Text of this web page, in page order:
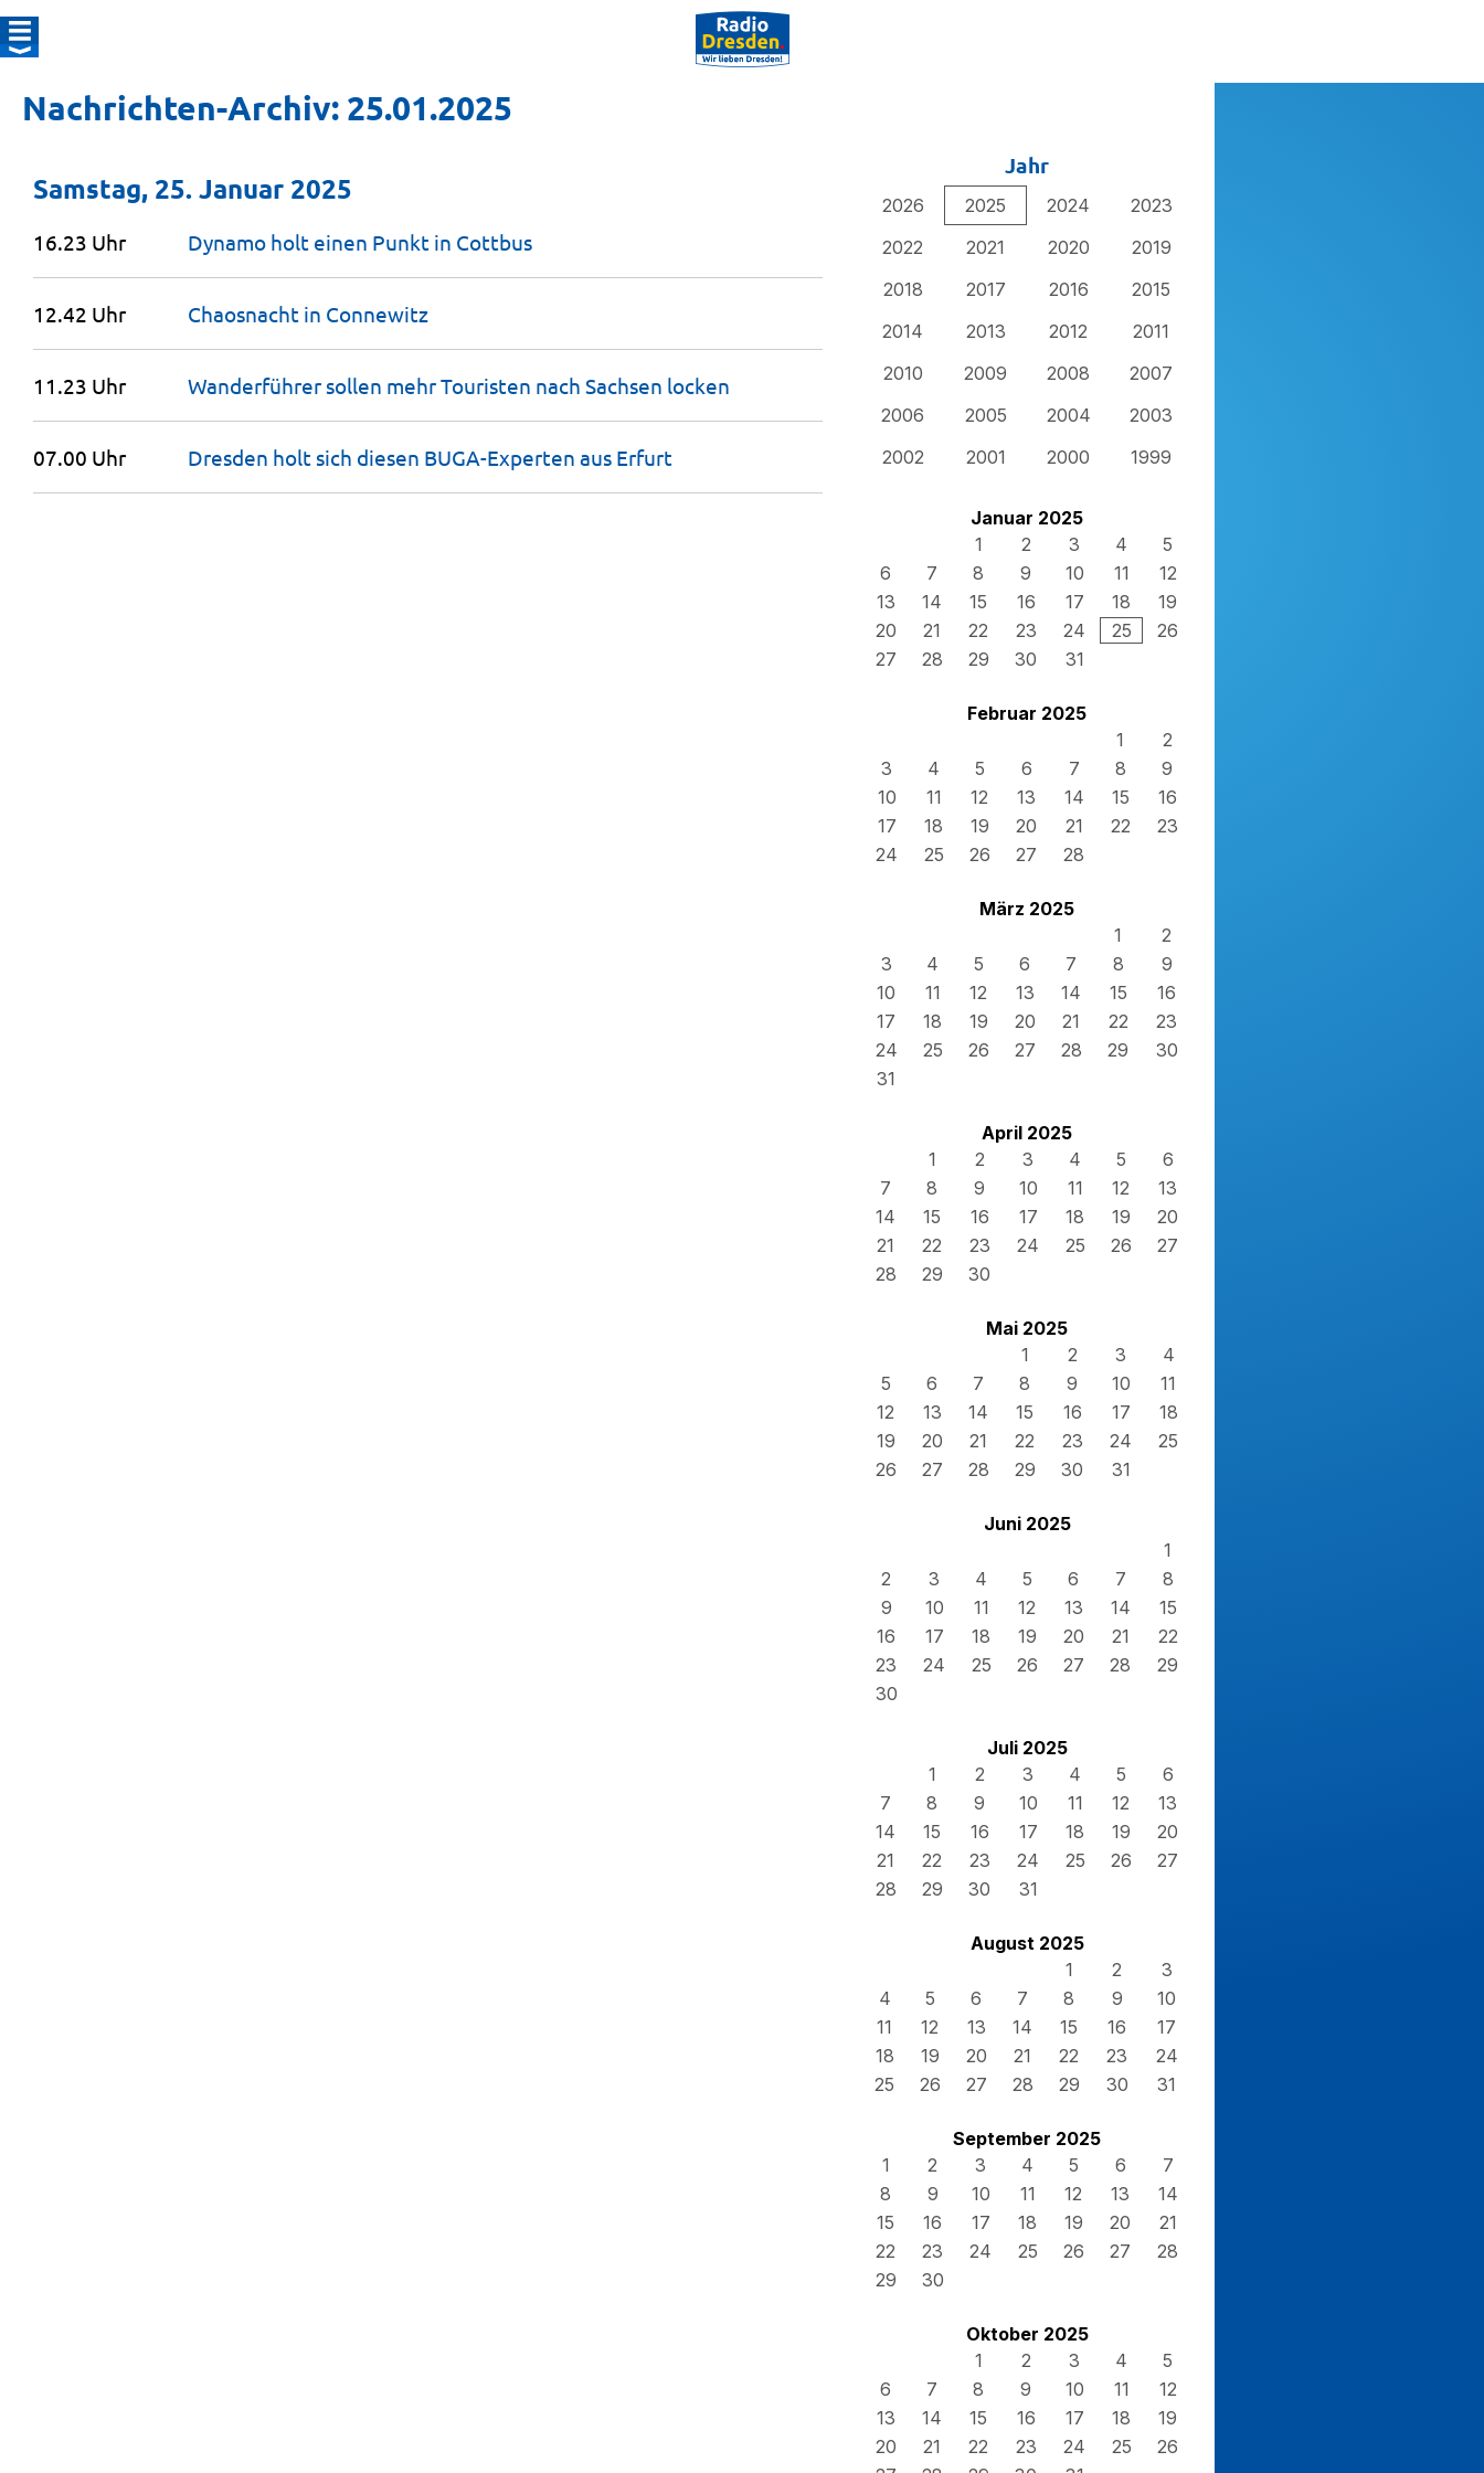
Nachrichten-Archiv: 25.01.2025
Jahr
2026 2025 2024
2023
2022
2021 2020
2019
2018
2017 2016
2015
2014
2013 2012
2011
2010
2009 2008
2007
2006
2005 2004
2003
2002
2001 2000 1999
Januar 2025
1
2 3 4
5
6
7 8 9 10 11
12
13
14 15 16 17 18
19
20
21 22 23 24 25
26
27
28 29 30 31
Februar 2025
1
2
3
4 5 6 7 8
9
10
11 12 13 14 15
16
17
18 19 20 21 22
23
24
25 26 27 28
März 2025
1
2
3
4 5 6 7 8
9
10
11 12 13 14 15
16
17
18 19 20 21 22
23
24
25 26 27 28 29
30
31
April 2025
1
2 3 4 5
6
7
8 9 10 11 12
13
14
15 16 17 18 19
20
21
22 23 24 25 26
27
28
29 30
Mai 2025
1
2 3
4
5
6 7 8 9 10
11
12
13 14 15 16 17
18
19
20 21 22 23 24
25
26
27 28 29 30 31
Juni 2025
1
2
3 4 5 6 7
8
9
10 11 12 13 14
15
16
17 18 19 20 21
22
23
24 25 26 27 28
29
30
Juli 2025
1
2 3 4 5
6
7
8 9 10 11 12
13
14
15 16 17 18 19
20
21
22 23 24 25 26
27
28
29 30 31
August 2025
1
2
3
4
5 6 7 8 9
10
11
12 13 14 15 16
17
18
19 20 21 22 23
24
25
26 27 28 29 30 31
September 2025
1
2 3 4 5 6
7
8
9 10 11 12 13
14
15
16 17 18 19 20
21
22
23 24 25 26 27
28
29
30
Oktober 2025
1
2 3 4
5
6
7 8 9 10 11
12
13
14 15 16 17 18
19
20
21 22 23 24 25
26
Samstag, 25. Januar 2025
16.23 Uhr Dynamo holt einen Punkt in Cottbus
12.42 Uhr Chaosnacht in Connewitz
11.23 Uhr Wanderführer sollen mehr Touristen nach Sachsen locken
07.00 Uhr Dresden holt sich diesen BUGA-Experten aus Erfurt